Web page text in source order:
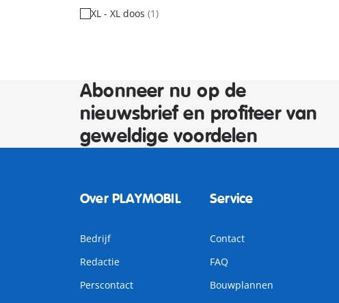
XL - XL doos (1)
Abonneer nu op de
nieuwsbrief en profiteer van
geweldige voordelen
Over PLAYMOBIL
Bedrijf
Redactie
Perscontact
Service
Contact
FAQ
Bouwplannen